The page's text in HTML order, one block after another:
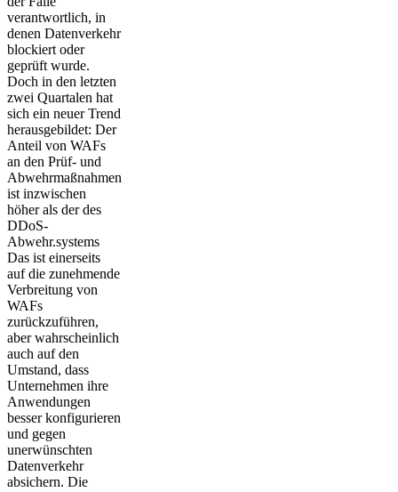
verantwortlich, in
denen Datenverkehr
blockiert oder
geprüft wurde.
Doch in den letzten
zwei Quartalen hat
sich ein neuer Trend
herausgebildet: Der
Anteil von WAFs
an den Prüf- und
Abwehrmaßnahmen
ist inzwischen
höher als der des
DDoS-
Abwehr.systems
Das ist einerseits
auf die zunehmende
Verbreitung von
WAFs
zurückzuführen,
aber wahrscheinlich
auch auf den
Umstand, dass
Unternehmen ihre
Anwendungen
besser konfigurieren
und gegen
unerwünschten
Datenverkehr
absichern. Die